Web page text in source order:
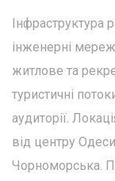
інженерні
житлове та
туристичні
аудиторії.
від центру
Чорноморська.